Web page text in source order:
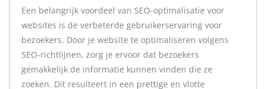
Een belangrijk voordeel van SEO-optimalisatie voor
websites is de verbeterde gebruikerservaring voor
bezoekers. Door je website te optimaliseren volgens
SEO-richtlijnen, zorg je ervoor dat bezoekers
gemakkelijk de informatie kunnen vinden die ze
zoeken. Dit resulteert in een prettige en vlotte